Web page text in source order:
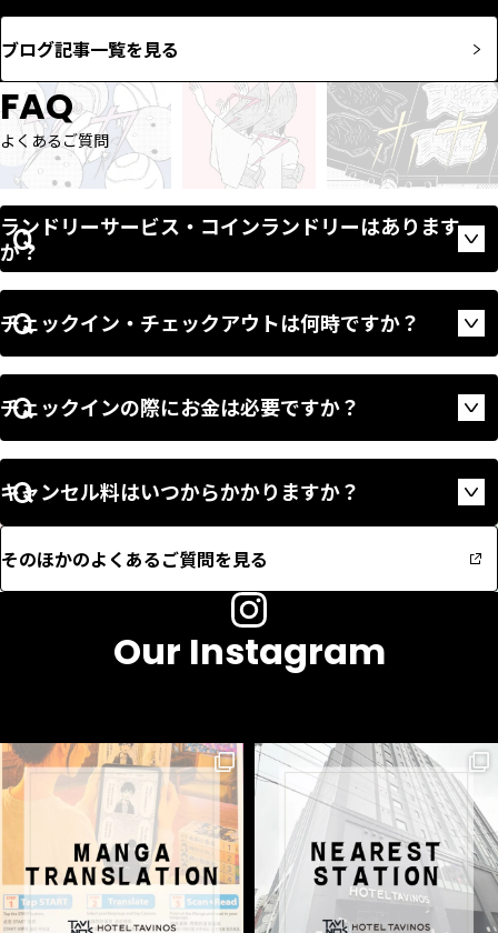
ブログ記事一覧を見る
FAQ
よくあるご質問
ランドリーサービス・コインランドリーはあります
か？
チェックイン・チェックアウトは何時ですか？
チェックインの際にお金は必要ですか？
キャンセル料はいつからかかりますか？
そのほかのよくあるご質問を見る
Our Instagram